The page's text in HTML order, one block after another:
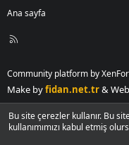
Ana sayfa
R
Community platform by
Make byfidan.net.tr&
Bu site çerezler kullanır. Bu
kullanımımızı kabul etmiş